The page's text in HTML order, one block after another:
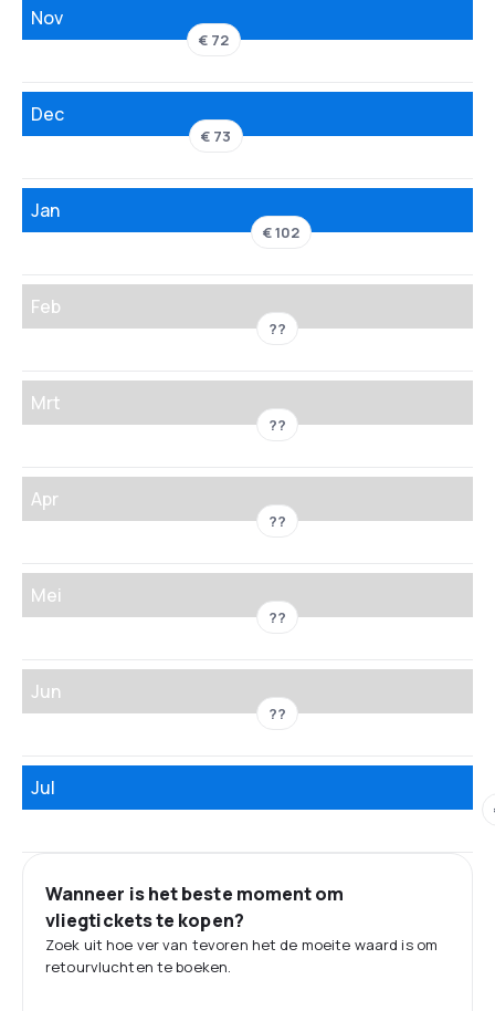
Nov
€ 72
Dec
€ 73
Jan
€ 102
Feb
??
Mrt
??
Apr
??
Mei
??
Jun
??
Jul
Wanneer is het beste moment om
vliegtickets te kopen?
Zoek uit hoe ver van tevoren het de moeite waard is om
retourvluchten te boeken.